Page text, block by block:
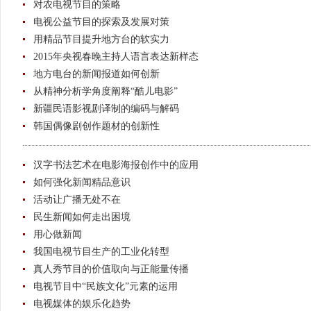
对农电视节目的策略
电视公益节目的探索及发展对策
用精品节目提升地方台的软实力
2015年央视春晚主持人语言表达新样态
地方电台的新闻报道如何创新
从精神分析学角度阐释“酷儿电影”
新疆民语影视剧译制的编码与解码
韩国偶像剧创作题材的创新性
汉字书法艺术在电影海报创作中的应用
如何强化新闻精品意识
活动让广播无处不在
民生新闻如何走出困境
用心做新闻
我国电视节目生产的工业化转型
真人秀节目的价值取向与正能量传播
电视节目中“民族文化”元素的运用
电视媒体的娱乐化趋势